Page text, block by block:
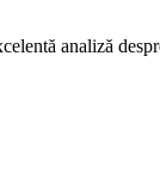
analiză